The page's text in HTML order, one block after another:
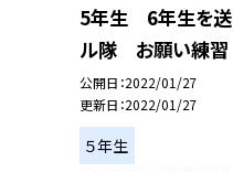
5年生 6年生を
ル隊 お願い練習
公開日 2022/01/27
更新日 2022/01/27
５年生